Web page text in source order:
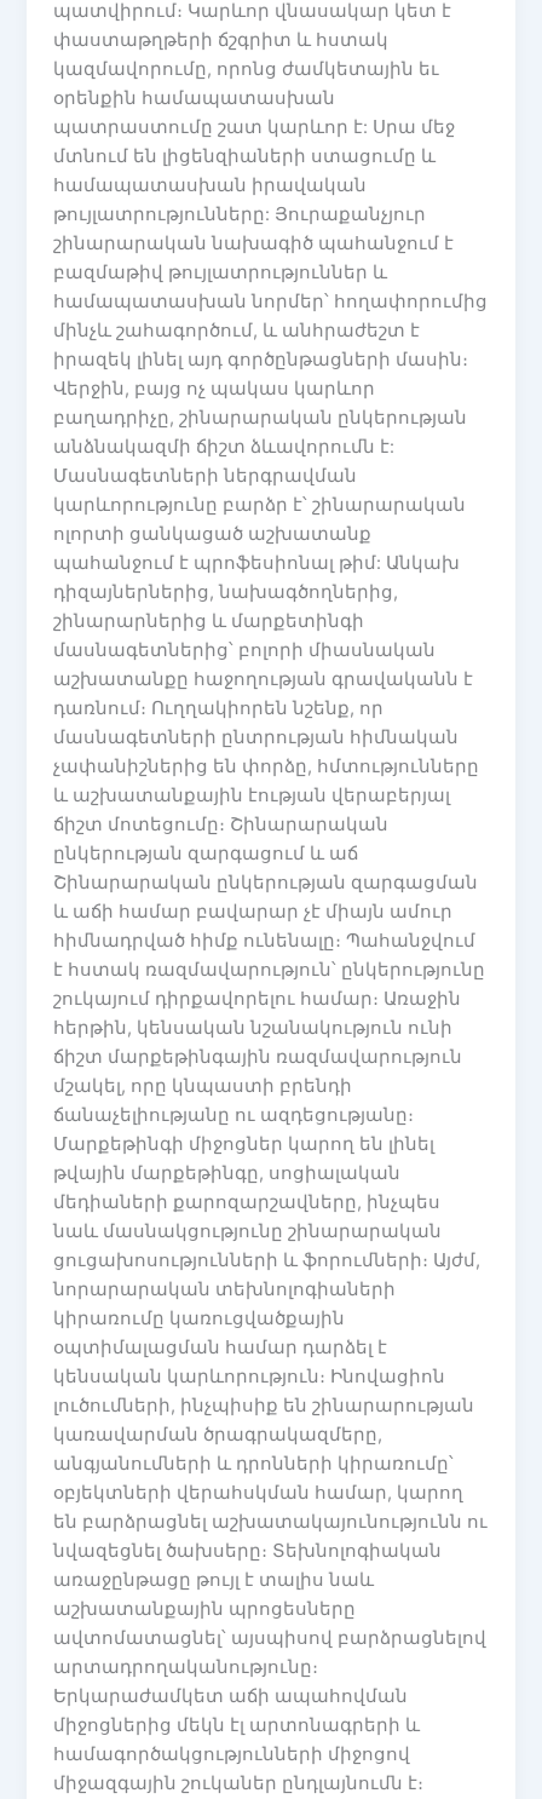
պատվիրում։ Կարևոր վնասակար կետ է
փաստաթղթերի ճշգրիտ և հստակ
կազմավորումը, որոնց ժամկետային եւ
օրենքին համապատասխան
պատրաստումը շատ կարևոր է: Սրա մեջ
մտնում են լիցենզիաների ստացումը և
համապատասխան իրավական
թույլատրությունները: Յուրաքանչյուր
շինարարական նախագիծ պահանջում է
բազմաթիվ թույլատրություններ և
համապատասխան նորմեր՝ հողափորումից
մինչև շահագործում, և անհրաժեշտ է
իրազեկ լինել այդ գործընթացների մասին։
Վերջին, բայց ոչ պակաս կարևոր
բաղադրիչը, շինարարական ընկերության
անձնակազմի ճիշտ ձևավորումն է:
Մասնագետների ներգրավման
կարևորությունը բարձր է՝ շինարարական
ոլորտի ցանկացած աշխատանք
պահանջում է պրոֆեսիոնալ թիմ: Անկախ
դիզայներներից, նախագծողներից,
շինարարներից և մարքետինգի
մասնագետներից՝ բոլորի միասնական
աշխատանքը հաջողության գրավականն է
դառնում։ Ուղղակիորեն նշենք, որ
մասնագետների ընտրության հիմնական
չափանիշներից են փորձը, հմտությունները
և աշխատանքային էության վերաբերյալ
ճիշտ մոտեցումը։ Շինարարական
ընկերության զարգացում և աճ
Շինարարական ընկերության զարգացման
և աճի համար բավարար չէ միայն ամուր
հիմնադրված հիմք ունենալը։ Պահանջվում
է հստակ ռազմավարություն՝ ընկերությունը
շուկայում դիրքավորելու համար։ Առաջին
հերթին, կենսական նշանակություն ունի
ճիշտ մարքեթինգային ռազմավարություն
մշակել, որը կնպաստի բրենդի
ճանաչելիությանը ու ազդեցությանը։
Մարքեթինգի միջոցներ կարող են լինել
թվային մարքեթինգը, սոցիալական
մեդիաների քարոզարշավները, ինչպես
նաև մասնակցությունը շինարարական
ցուցախոսությունների և ֆորումների։ Այժմ,
նորարարական տեխնոլոգիաների
կիրառումը կառուցվածքային
օպտիմալացման համար դարձել է
կենսական կարևորություն։ Ինովացիոն
լուծումների, ինչպիսիք են շինարարության
կառավարման ծրագրակազմերը,
անգյանումների և դրոնների կիրառումը՝
օբյեկտների վերահսկման համար, կարող
են բարձրացնել աշխատակայունությունն ու
նվազեցնել ծախսերը։ Տեխնոլոգիական
առաջընթացը թույլ է տալիս նաև
աշխատանքային պրոցեսները
ավտոմատացնել՝ այսպիսով բարձրացնելով
արտադրողականությունը։
Երկարաժամկետ աճի ապահովման
միջոցներից մեկն էլ արտոնագրերի և
համագործակցությունների միջոցով
միջազգային շուկաներ ընդլայնումն է։